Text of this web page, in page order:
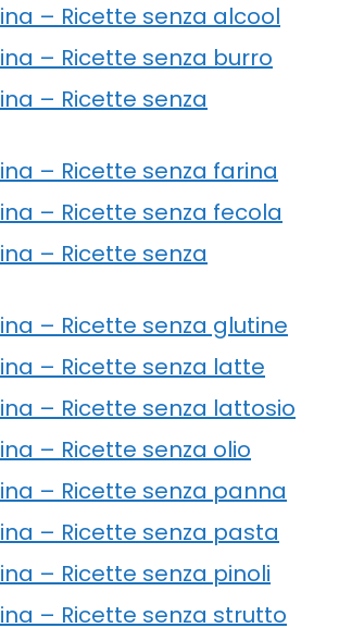
– Ricette senza alcool
– Ricette senza burro
– Ricette senza
– Ricette senza farina
– Ricette senza fecola
– Ricette senza
– Ricette senza glutine
– Ricette senza latte
– Ricette senza lattosio
– Ricette senza olio
– Ricette senza panna
– Ricette senza pasta
– Ricette senza pinoli
– Ricette senza strutto